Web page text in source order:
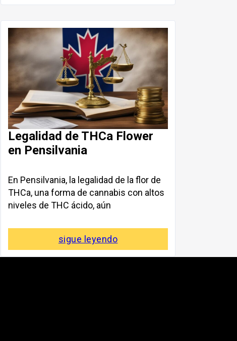
Legalidad de THCa Flower
en Pensilvania
En Pensilvania, la legalidad de la flor de
THCa, una forma de cannabis con altos
niveles de THC ácido, aún
sigue leyendo